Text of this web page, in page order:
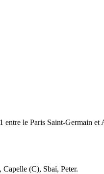
le Paris Saint-Germain
(C), Sbaï, Peter.